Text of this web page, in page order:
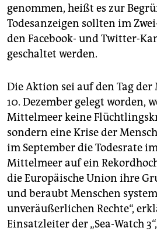
genommen, heißt es zur
Todesanzeigen sollten im
den Facebook- und Twitter-
geschaltet werden.
Die Aktion sei auf den Tag der
10. Dezember gelegt worden,
Mittelmeer keine
sondern eine Krise der
im September die Todesrate
Mittelmeer auf ein
die Europäische Union ihre
und beraubt Menschen
unveräußerlichen Rechte“,
Einsatzleiter der „Sea-Watch